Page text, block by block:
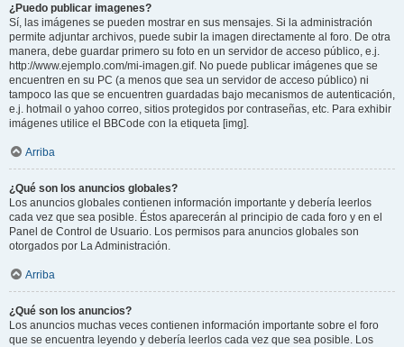
¿Puedo publicar imagenes?
Sí, las imágenes se pueden mostrar en sus mensajes. Si la administración
permite adjuntar archivos, puede subir la imagen directamente al foro. De otra
manera, debe guardar primero su foto en un servidor de acceso público, e.j.
http://www.ejemplo.com/mi-imagen.gif. No puede publicar imágenes que se
encuentren en su PC (a menos que sea un servidor de acceso público) ni
tampoco las que se encuentren guardadas bajo mecanismos de autenticación,
e.j. hotmail o yahoo correo, sitios protegidos por contraseñas, etc. Para exhibir
imágenes utilice el BBCode con la etiqueta [img].
Arriba
¿Qué son los anuncios globales?
Los anuncios globales contienen información importante y debería leerlos
cada vez que sea posible. Éstos aparecerán al principio de cada foro y en el
Panel de Control de Usuario. Los permisos para anuncios globales son
otorgados por La Administración.
Arriba
¿Qué son los anuncios?
Los anuncios muchas veces contienen información importante sobre el foro
que se encuentra leyendo y debería leerlos cada vez que sea posible. Los